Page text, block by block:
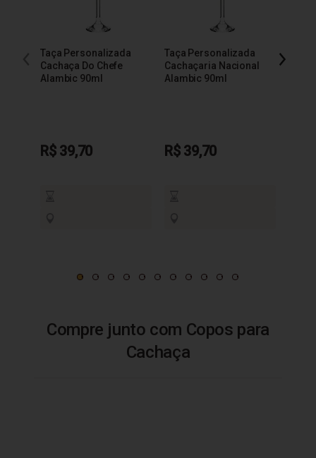
Taça Personalizada
Cachaça Do Chefe
Alambic 90ml
R$ 39,70
Taça Personalizada
Cachaçaria Nacional
Alambic 90ml
R$ 39,70
Compre junto com Copos para
Cachaça